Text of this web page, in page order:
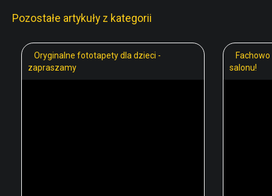
Pozostałe artykuły z kategorii
Oryginalne fototapety dla dzieci -
zapraszamy
salonu!